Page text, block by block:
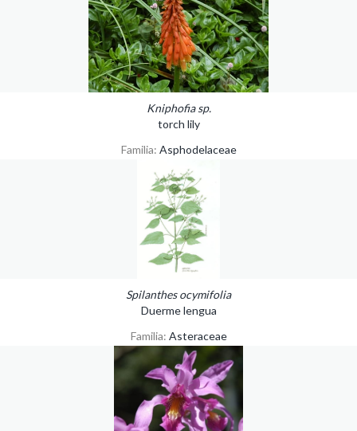
Kniphofia sp.
torch lily
Familia: Asphodelaceae
Spilanthes ocymifolia
Duerme lengua
Familia: Asteraceae